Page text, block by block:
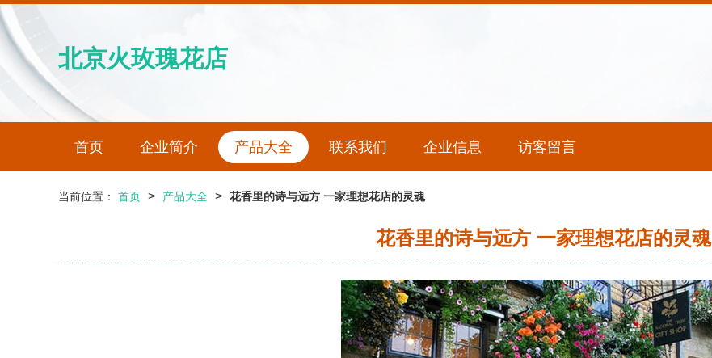
北京火玫瑰花店
首页 企业简介 产品大全 联系我们 企业信息 访客留言
当前位置： 首页 > 产品大全 > 花香里的诗与远方 一家理想花店的灵魂
花香里的诗与远方 一家理想花店的灵魂